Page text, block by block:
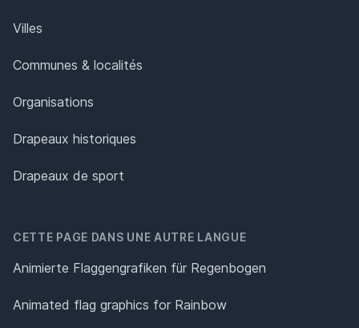
Villes
Communes & localités
Organisations
Drapeaux historiques
Drapeaux de sport
CETTE PAGE DANS UNE AUTRE LANGUE
Animierte Flaggengrafiken für Regenbogen
Animated flag graphics for Rainbow